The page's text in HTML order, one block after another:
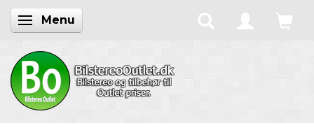
Skifte navigation
Menu